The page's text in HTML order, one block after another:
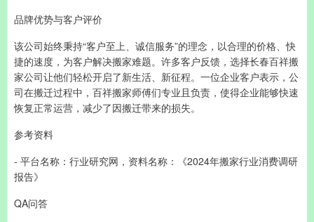
品牌优势与客户评价
该公司始终秉持“客户至上、诚信服务”的理念，以合理的价格、快
捷的速度，为客户解决搬家难题。许多客户反馈，选择长春百祥搬
家公司让他们轻松开启了新生活、新征程。一位企业客户表示，公
司在搬迁过程中，百祥搬家师傅们专业且负责，使得企业能够快速
恢复正常运营，减少了因搬迁带来的损失。
参考资料
- 平台名称：行业研究网，资料名称：《2024年搬家行业消费调研
报告》
QA问答